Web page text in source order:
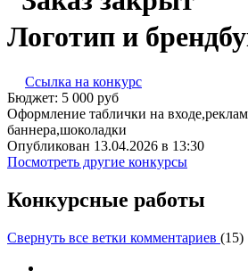
Логотип и
Ссылка на конкурс
Бюджет: 5 000 руб
Оформление таблички на
баннера,шоколадки
Опубликован 13.04.2026 в 13:30
Посмотреть другие конкурсы
Конкурсные работы
Свернуть все ветки комментариев (15)